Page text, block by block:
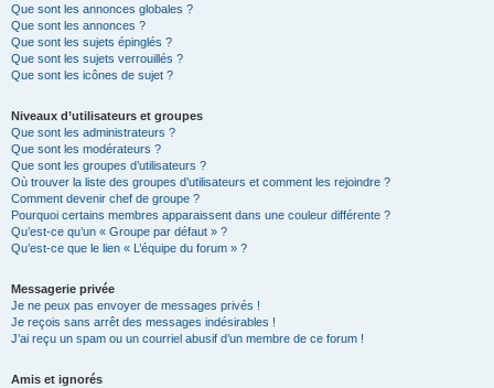
Que sont les annonces globales ?
Que sont les annonces ?
Que sont les sujets épinglés ?
Que sont les sujets verrouillés ?
Que sont les icônes de sujet ?
Niveaux d’utilisateurs et groupes
Que sont les administrateurs ?
Que sont les modérateurs ?
Que sont les groupes d’utilisateurs ?
Où trouver la liste des groupes d’utilisateurs et comment les rejoindre ?
Comment devenir chef de groupe ?
Pourquoi certains membres apparaissent dans une couleur différente ?
Qu’est-ce qu’un « Groupe par défaut » ?
Qu’est-ce que le lien « L’équipe du forum » ?
Messagerie privée
Je ne peux pas envoyer de messages privés !
Je reçois sans arrêt des messages indésirables !
J’ai reçu un spam ou un courriel abusif d’un membre de ce forum !
Amis et ignorés